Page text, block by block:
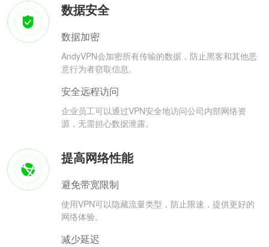
数据安全
数据加密
AndyVPN会加密所有传输的数据，防止黑客和其他恶
意行为者窃取信息。
安全远程访问
企业员工可以通过VPN安全地访问公司内部网络资
源，无需担心数据泄露。
提高网络性能
避免带宽限制
使用VPN可以隐藏流量类型，防止限速，提供更好的
网络体验。
减少延迟